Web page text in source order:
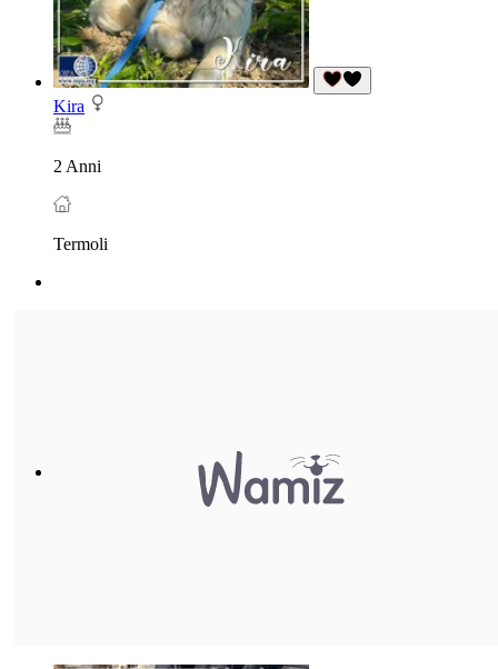
Kira
2 Anni
Termoli